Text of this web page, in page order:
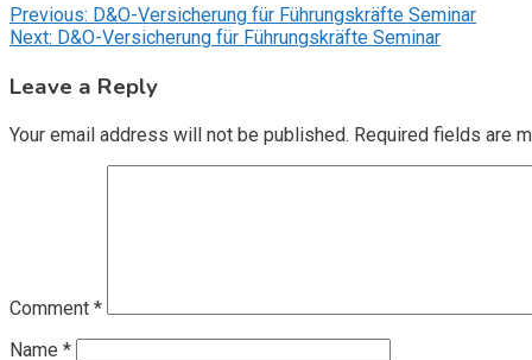
Post
navigation
Previous: D&O-Versicherung für Führungskräfte Seminar
Next: D&O-Versicherung für Führungskräfte Seminar
Leave a Reply
Your email address will not be published. Required fields are
Comment *
Name *